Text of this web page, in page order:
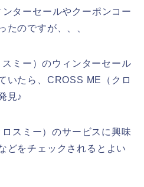
ターセールやクーポンコー
たのですが、、、
ミー）のウィンターセール
いたら、CROSS ME（クロ
見♪
スミー）のサービスに興味
どをチェックされるとよい